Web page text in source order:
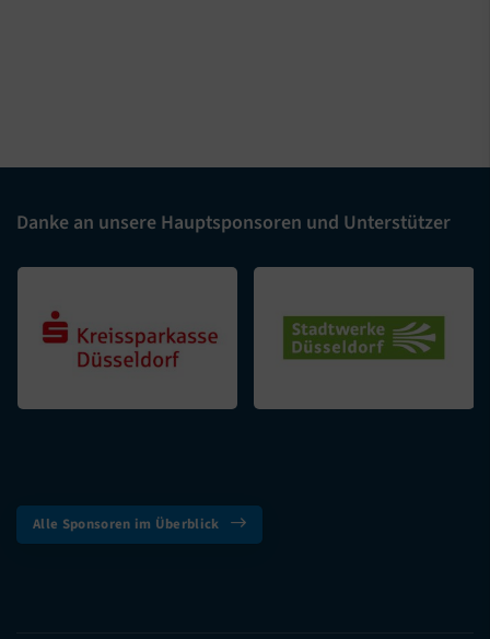
Danke an unsere Hauptsponsoren und Unterstützer
Alle Sponsoren im Überblick